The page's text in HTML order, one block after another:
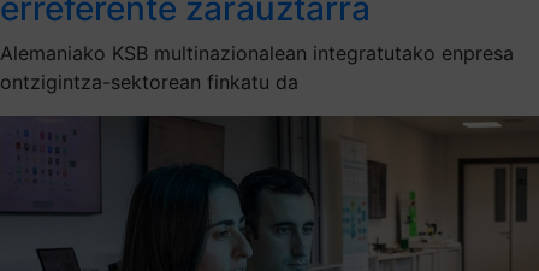
Alemaniako KSB multinazionalean integratutako enpresa
ontzigintza-sektorean finkatu da